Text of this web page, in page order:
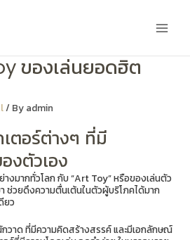
ของเล่นยอดฮิต
/ By admin
ตอร์ต่างๆ ที่มี
งตัวเอง
งมากทั่วโลก กับ “Art Toy” หรือของเล่นตัว
ช่วยดึงความตื่นเต้นในตัวผู้บริโภคได้มาก
ยว
วาด ที่มีความคิดสร้างสรรค์ และมีเอกลักษณ์